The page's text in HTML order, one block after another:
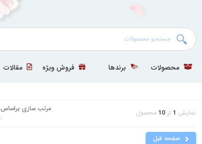
محصولات برندها فروش ویژه مقالات
نمایش 1 از 10 محصول
مرتب سازی براساس
:
صفحه قبل